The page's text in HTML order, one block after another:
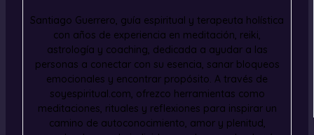
Santiago Guerrero, guía espiritual y terapeuta holística
con años de experiencia en meditación, reiki,
astrología y coaching, dedicada a ayudar a las
personas a conectar con su esencia, sanar bloqueos
emocionales y encontrar propósito. A través de
soyespiritual.com, ofrezco herramientas como
meditaciones, rituales y reflexiones para inspirar un
camino de autoconocimiento, amor y plenitud,